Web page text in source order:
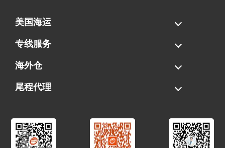
美国海运
海运拼柜
海运整柜
美国海卡
加拿大海运
专线服务
FBA专线直送
超大件专线
AWD专线
电池专线
海外仓
一件代发
FBA中转
贴标换标
拆柜/存储
尾程代理